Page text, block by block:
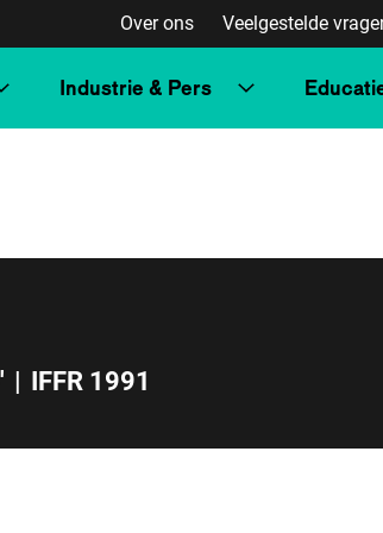
Over ons Veelgestelde
Industrie & Pers
| IFFR 1991